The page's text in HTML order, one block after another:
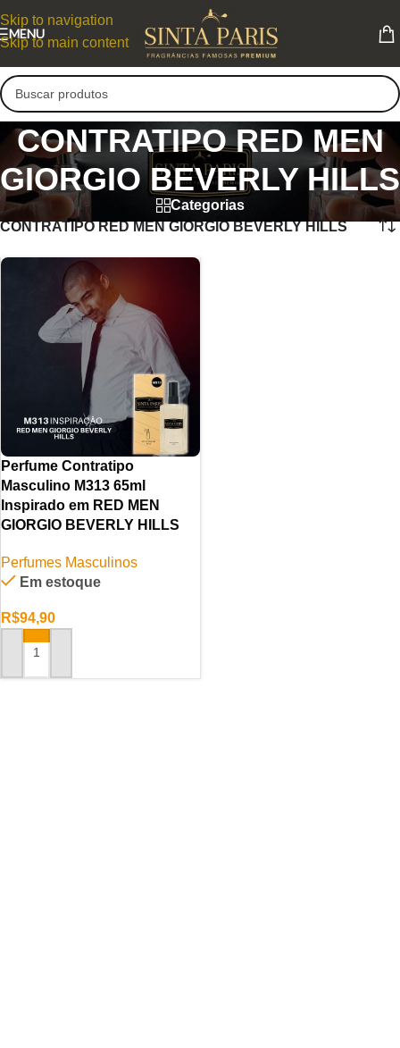
Skip to navigation
Skip to main content
MENU
CONTRATIPO RED MEN
GIORGIO BEVERLY HILLS
Categorias
CONTRATIPO RED MEN GIORGIO BEVERLY HILLS
Perfume Contratipo
Masculino M313 65ml
Inspirado em RED MEN
GIORGIO BEVERLY HILLS
Perfumes Masculinos
Em estoque
R$94,90
ADICIONAR AO CARRINHO